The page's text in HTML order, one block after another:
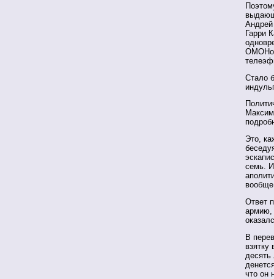
Гарри
Стало
Это,
семь. И
Ответ
армию,
В
десять
что он